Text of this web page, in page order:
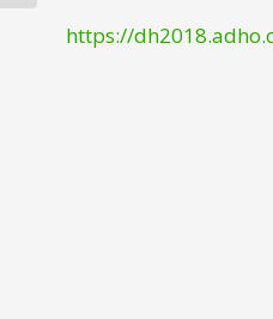
https://